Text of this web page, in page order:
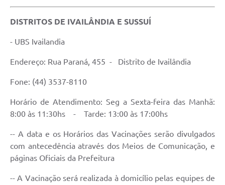
DISTRITOS DE IVAILÂNDIA E SUSSUÍ
- UBS Ivailandia
Endereço: Rua Paraná, 455 - Distrito de Ivailândia
Fone: (44) 3537-8110
Horário de Atendimento: Seg a Sexta-feira das Manhã:
8:00 às 11:30hs - Tarde: 13:00 às 17:00hs
-- A data e os Horários das Vacinações serão divulgados
com antecedência através dos Meios de Comunicação, e
páginas Oficiais da Prefeitura
-- A Vacinação será realizada à domicílio pelas equipes de